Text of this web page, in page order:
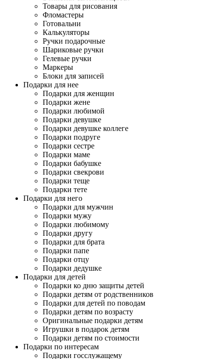
Товары для рисования
Фломастеры
Готовальни
Калькуляторы
Ручки подарочные
Шариковые ручки
Гелевые ручки
Маркеры
Блоки для записей
Подарки для нее
Подарки для женщин
Подарки жене
Подарки любимой
Подарки девушке
Подарки девушке коллеге
Подарки подруге
Подарки сестре
Подарки маме
Подарки бабушке
Подарки свекрови
Подарки теще
Подарки тете
Подарки для него
Подарки для мужчин
Подарки мужу
Подарки любимому
Подарки другу
Подарки для брата
Подарки папе
Подарки отцу
Подарки дедушке
Подарки для детей
Подарки ко дню защиты детей
Подарки детям от родственников
Подарки для детей по поводам
Подарки детям по возрасту
Оригинальные подарки детям
Игрушки в подарок детям
Подарки детям по стоимости
Подарки по интересам
Подарки госслужащему